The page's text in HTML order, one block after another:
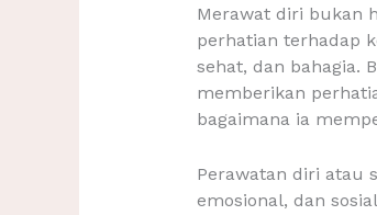
Merawat diri bukan
perhatian terhadap
sehat, dan bahagia.
memberikan
bagaimana ia
Perawatan diri atau
emosional, dan